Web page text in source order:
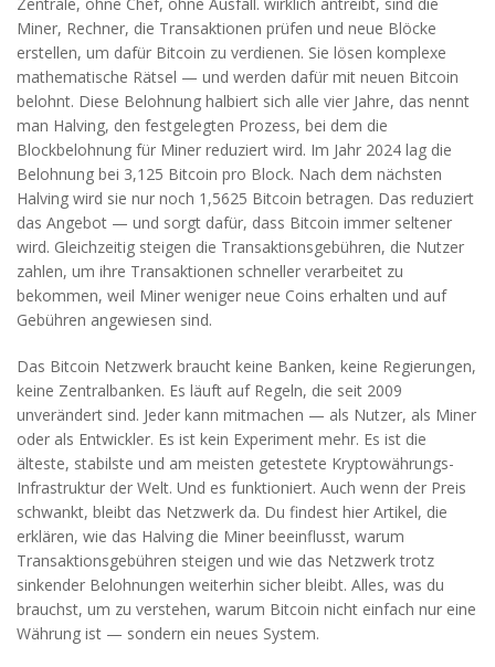
Miner, Rechner, die Transaktionen prüfen und neue Blöcke
erstellen, um dafür Bitcoin zu verdienen. Sie lösen komplexe
mathematische Rätsel — und werden dafür mit neuen Bitcoin
belohnt. Diese Belohnung halbiert sich alle vier Jahre, das nennt
man Halving, den festgelegten Prozess, bei dem die
Blockbelohnung für Miner reduziert wird. Im Jahr 2024 lag die
Belohnung bei 3,125 Bitcoin pro Block. Nach dem nächsten
Halving wird sie nur noch 1,5625 Bitcoin betragen. Das reduziert
das Angebot — und sorgt dafür, dass Bitcoin immer seltener
wird. Gleichzeitig steigen die Transaktionsgebühren, die Nutzer
zahlen, um ihre Transaktionen schneller verarbeitet zu
bekommen, weil Miner weniger neue Coins erhalten und auf
Gebühren angewiesen sind.
Das Bitcoin Netzwerk braucht keine Banken, keine Regierungen,
keine Zentralbanken. Es läuft auf Regeln, die seit 2009
unverändert sind. Jeder kann mitmachen — als Nutzer, als Miner
oder als Entwickler. Es ist kein Experiment mehr. Es ist die
älteste, stabilste und am meisten getestete Kryptowährungs-
Infrastruktur der Welt. Und es funktioniert. Auch wenn der Preis
schwankt, bleibt das Netzwerk da. Du findest hier Artikel, die
erklären, wie das Halving die Miner beeinflusst, warum
Transaktionsgebühren steigen und wie das Netzwerk trotz
sinkender Belohnungen weiterhin sicher bleibt. Alles, was du
brauchst, um zu verstehen, warum Bitcoin nicht einfach nur eine
Währung ist — sondern ein neues System.